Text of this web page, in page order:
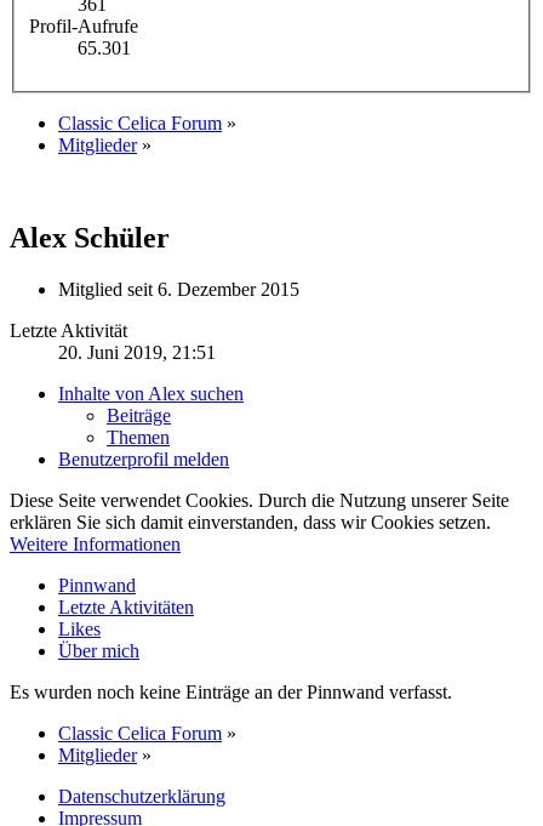
361
Profil-Aufrufe
65.301
Classic Celica Forum »
Mitglieder »
Alex Schüler
Mitglied seit 6. Dezember 2015
Letzte Aktivität
20. Juni 2019, 21:51
Inhalte von Alex suchen
Beiträge
Themen
Benutzerprofil melden
Diese Seite verwendet Cookies. Durch die Nutzung unserer Seite
erklären Sie sich damit einverstanden, dass wir Cookies setzen.
Weitere Informationen
Pinnwand
Letzte Aktivitäten
Likes
Über mich
Es wurden noch keine Einträge an der Pinnwand verfasst.
Classic Celica Forum »
Mitglieder »
Datenschutzerklärung
Impressum